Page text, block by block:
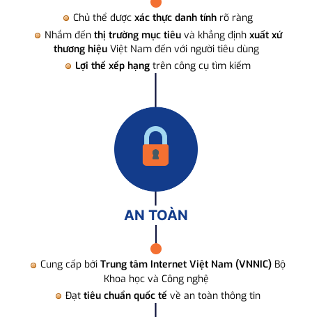
Chủ thể được xác thực danh tính rõ ràng
Nhắm đến thị trường mục tiêuvà khẳng định xuất xứ
thương hiệuViệt Nam đến với người tiêu dùng
Lợi thế xếp hạng trên công cụ tìm kiếm
AN TOÀN
Cung cấp bởi Trung tâm Internet Việt Nam (VNNIC) Bộ
Khoa học và Công nghệ
Đạt tiêu chuẩn quốc tế về an toàn thông tin